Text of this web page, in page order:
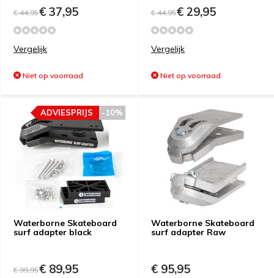
€ 44,95€ 37,95
Vergelijk
Niet op voorraad
€ 44,95€ 29,95
Vergelijk
Niet op voorraad
Waterborne Skateboard
surf adapter black
-10%
ADVIESPRIJS
€ 99,95€ 89,95
Waterborne Skateboard
surf adapter Raw
€ 95,95